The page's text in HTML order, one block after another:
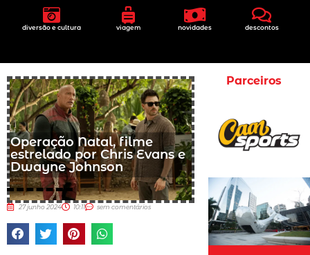
diversão e cultura viagem novidades descontos
Operação Natal, filme
estrelado por Chris Evans e
Dwayne Johnson
27 junho 2024 10:11 sem comentários
Parceiros